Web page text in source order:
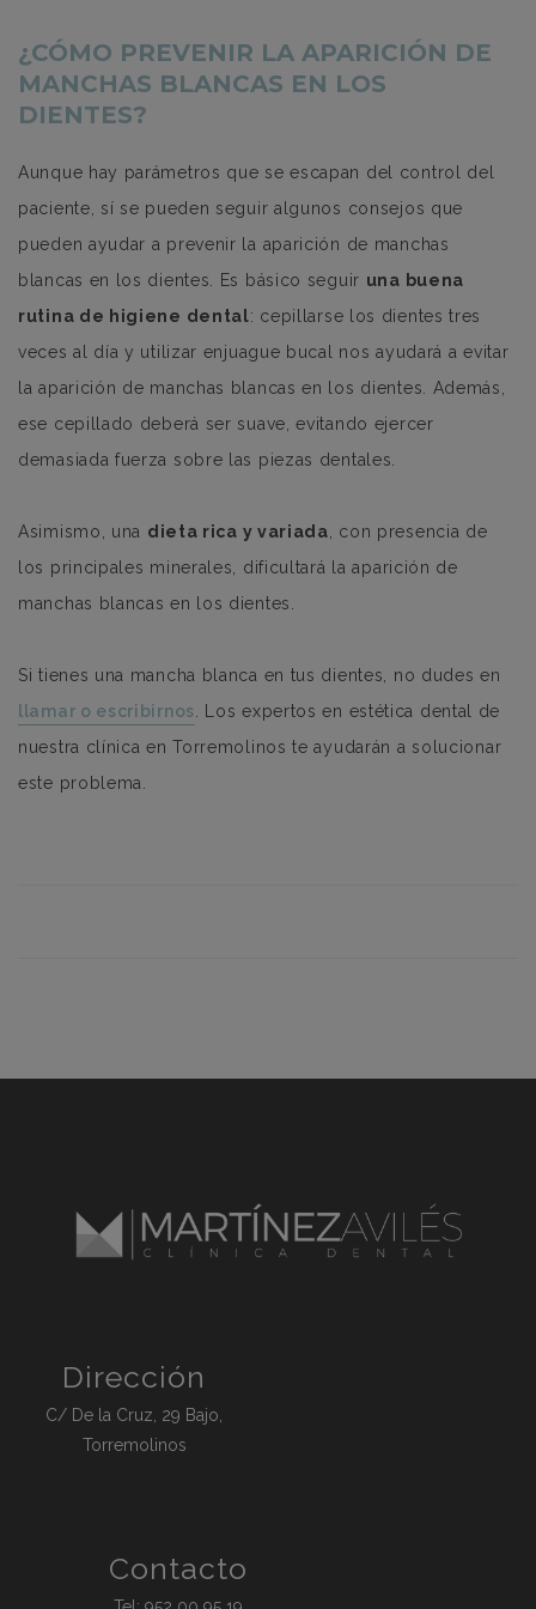
¿CÓMO PREVENIR LA APARICIÓN DE
MANCHAS BLANCAS EN LOS
DIENTES?
Aunque hay parámetros que se escapan del control del
paciente, sí se pueden seguir algunos consejos que
pueden ayudar a prevenir la aparición de manchas
blancas en los dientes. Es básico seguir una buena
rutina de higiene dental: cepillarse los dientes tres
veces al día y utilizar enjuague bucal nos ayudará a evitar
la aparición de manchas blancas en los dientes. Además,
ese cepillado deberá ser suave, evitando ejercer
demasiada fuerza sobre las piezas dentales.
Asimismo, una dieta rica y variada , con presencia de
los principales minerales, dificultará la aparición de
manchas blancas en los dientes.
Si tienes una mancha blanca en tus dientes, no dudes en
llamar o escribirnos . Los expertos en estética dental de
nuestra clínica en Torremolinos te ayudarán a solucionar
este problema.
Dirección
C/ De la Cruz, 29 Bajo,
Torremolinos
Contacto